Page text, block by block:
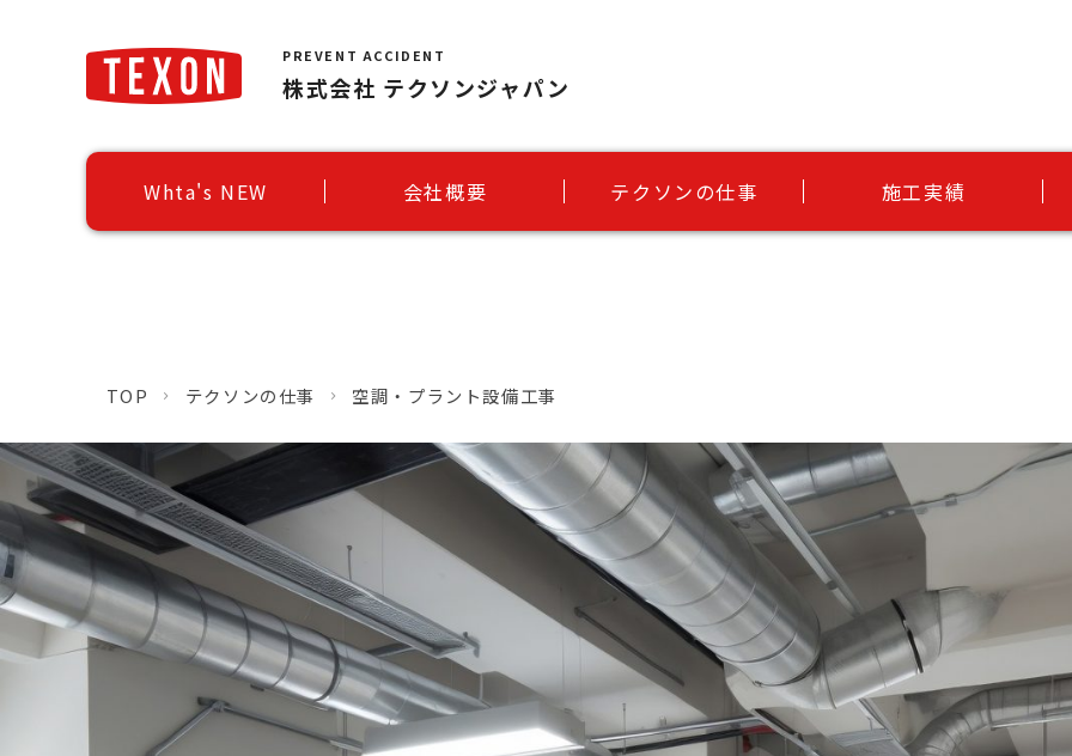
PREVENT ACCIDENT
株式会社 テクソンジャパン
Whta's NEW 会社概要 テクソンの仕事 施工実績
TOP テクソンの仕事 空調・プラント設備工事